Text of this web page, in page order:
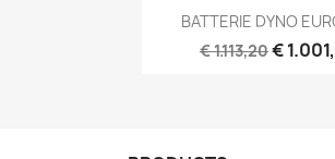
BATTERIE DYNO
€ 1.113,20€
Snel